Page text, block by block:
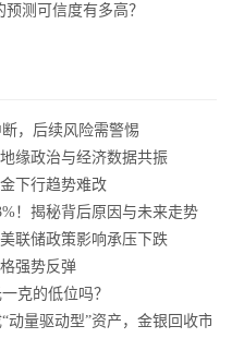
测可信度有多高？
，后续风险需警惕
缘政治与经济数据共振
下行趋势难改
！揭秘背后原因与未来走势
联储政策影响承压下跌
强势反弹
克的低位吗？
动量驱动型”资产，金银回收市场